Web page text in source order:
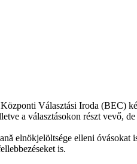
Választási Iroda (BEC)
a választásokon részt vevő,
elnökjelöltsége elleni óvásokat
is.